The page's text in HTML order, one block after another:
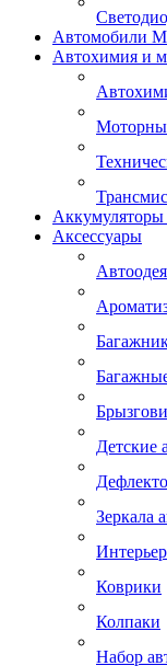
Автомобили
Автохимия и
Аксессуары
Детские
Зеркала
Интерьер
Коврики
Колпаки
Набор